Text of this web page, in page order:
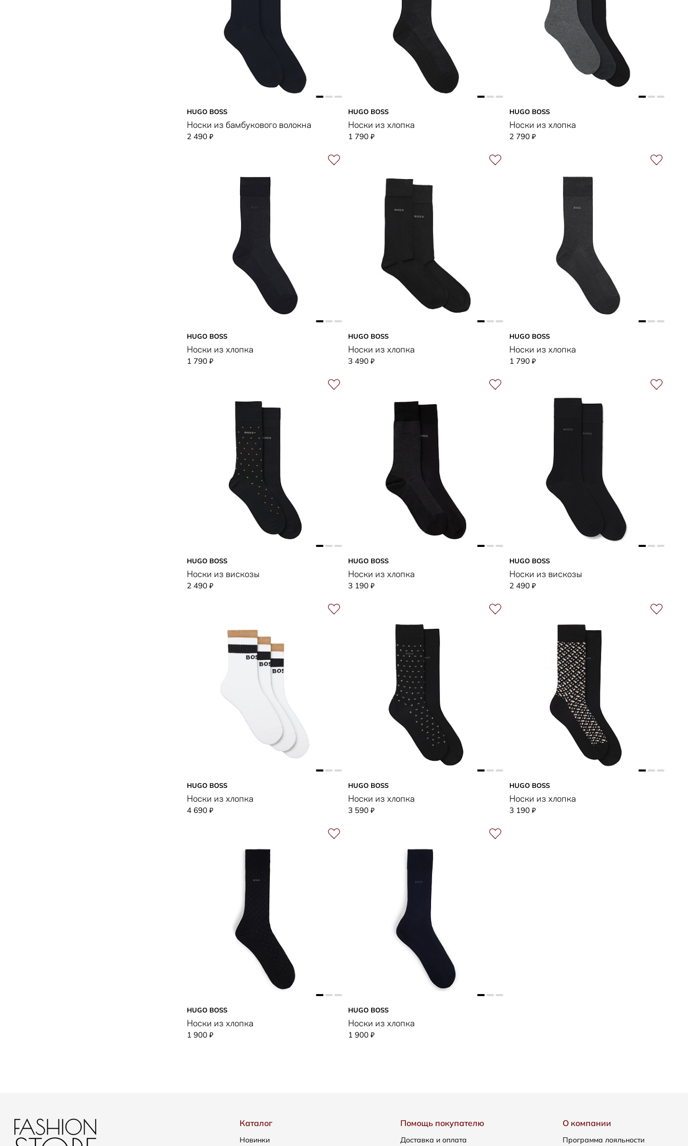
HUGO BOSS
Носки из бамбукового волокна
2 490 ₽
HUGO BOSS
Носки из хлопка
1 790 ₽
HUGO BOSS
Носки из хлопка
2 790 ₽
HUGO BOSS
Носки из хлопка
1 790 ₽
HUGO BOSS
Носки из хлопка
3 490 ₽
HUGO BOSS
Носки из хлопка
1 790 ₽
HUGO BOSS
Носки из вискозы
2 490 ₽
HUGO BOSS
Носки из хлопка
3 190 ₽
HUGO BOSS
Носки из вискозы
2 490 ₽
HUGO BOSS
Носки из хлопка
4 690 ₽
HUGO BOSS
Носки из хлопка
3 590 ₽
HUGO BOSS
Носки из хлопка
3 190 ₽
HUGO BOSS
Носки из хлопка
1 900 ₽
HUGO BOSS
Носки из хлопка
1 900 ₽
Каталог
Новинки
Помощь покупателю
Доставка и оплата
О компании
Программа лояльности